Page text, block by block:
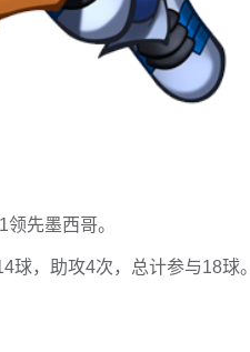
先墨西哥。
，助攻4次，总计参与18球。